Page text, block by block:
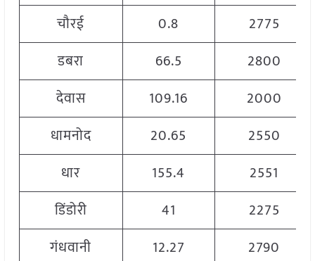
चौरई
0.8
2775
डबरा
66.5
2800
देवास
109.16
2000
धामनोद
20.65
2550
धार
155.4
2551
डिंडोरी
41
2275
गंधवानी
12.27
2790